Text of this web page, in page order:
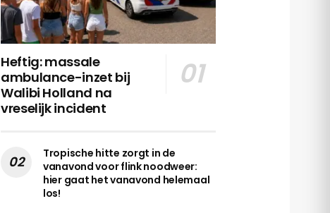
Heftig: massale
ambulance-inzet bij
Walibi Holland na
vreselijk incident
Tropische hitte zorgt in de
vanavond voor flink noodweer:
hier gaat het vanavond helemaal
los!